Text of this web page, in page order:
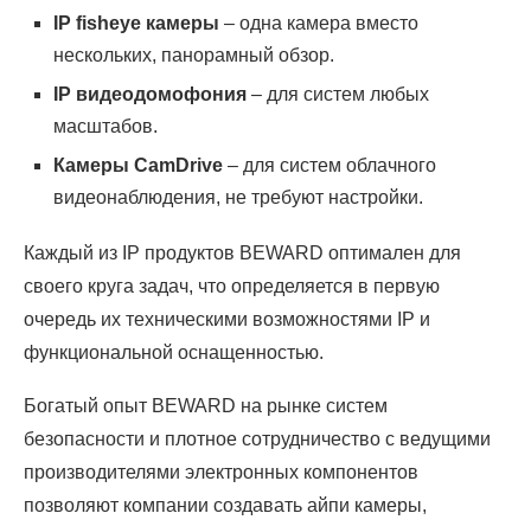
IP fisheye камеры – одна камера вместо
нескольких, панорамный обзор.
IP видеодомофония – для систем любых
масштабов.
Камеры CamDrive – для систем облачного
видеонаблюдения, не требуют настройки.
Каждый из IP продуктов BEWARD оптимален для
своего круга задач, что определяется в первую
очередь их техническими возможностями IP и
функциональной оснащенностью.
Богатый опыт BEWARD на рынке систем
безопасности и плотное сотрудничество с ведущими
производителями электронных компонентов
позволяют компании создавать айпи камеры,